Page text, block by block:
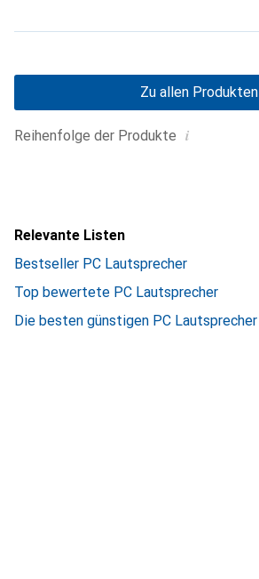
Reihenfolge der Produkte i
Zu allen Produkten
Relevante Listen
Bestseller PC Lautsprecher
Top bewertete PC Lautsprecher
Die besten günstigen PC Lautsprecher